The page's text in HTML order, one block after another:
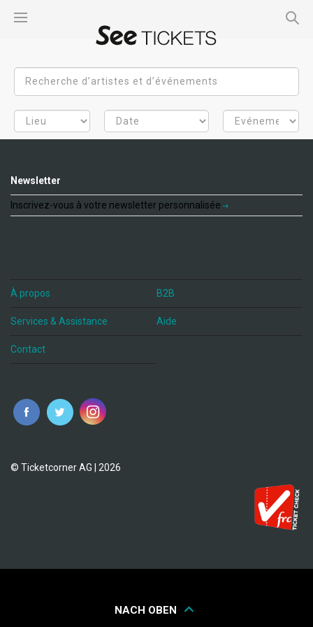
Newsletter
Inscrivez-vous à votre newsletter personnalisée
À propos B2B
Services & Assistance Aide
Contact
fr
© Ticketcorner AG | 2026
NACH OBEN